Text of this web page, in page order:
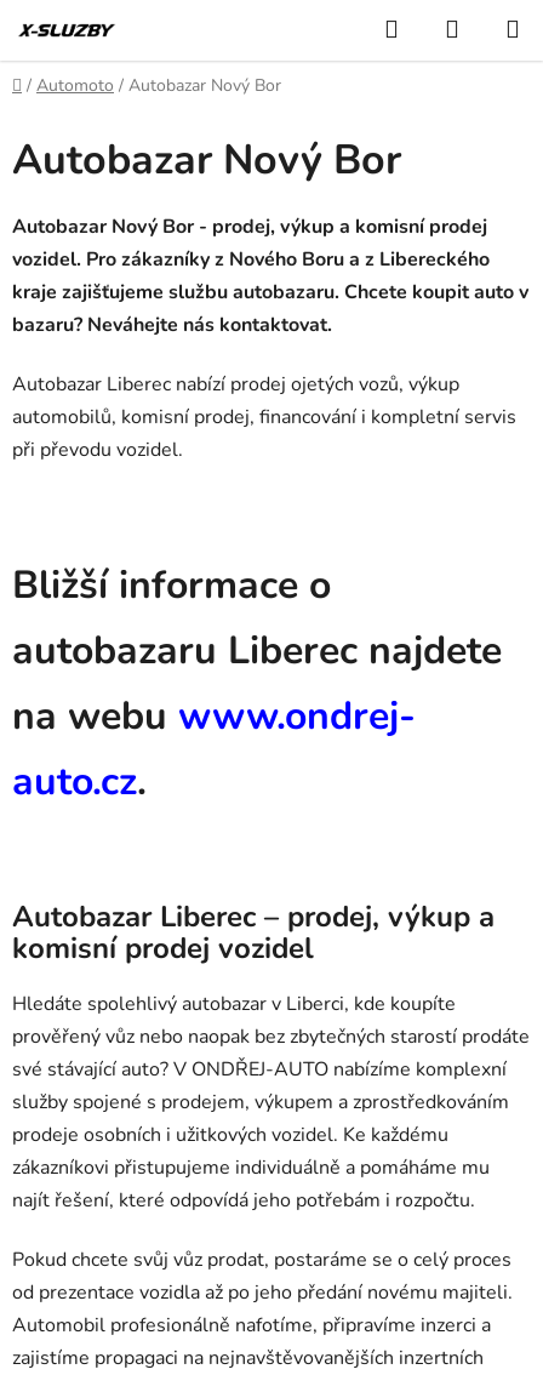
na
obsah
Hledat
KOŠÍK
Domů
/ Automoto / Autobazar Nový Bor
Autobazar Nový Bor
Autobazar Nový Bor - prodej, výkup a komisní prodej
vozidel. Pro zákazníky z Nového Boru a z Libereckého
kraje zajišťujeme službu autobazaru. Chcete koupit auto v
bazaru? Neváhejte nás kontaktovat.
Autobazar Liberec nabízí prodej ojetých vozů, výkup
automobilů, komisní prodej, financování i kompletní servis
při převodu vozidel.
Bližší informace o
autobazaru Liberec najdete
na webu www.ondrej-
auto.cz.
Autobazar Liberec – prodej, výkup a
komisní prodej vozidel
Hledáte spolehlivý autobazar v Liberci, kde koupíte
prověřený vůz nebo naopak bez zbytečných starostí prodáte
své stávající auto? V ONDŘEJ-AUTO nabízíme komplexní
služby spojené s prodejem, výkupem a zprostředkováním
prodeje osobních i užitkových vozidel. Ke každému
zákazníkovi přistupujeme individuálně a pomáháme mu
najít řešení, které odpovídá jeho potřebám i rozpočtu.
Pokud chcete svůj vůz prodat, postaráme se o celý proces
od prezentace vozidla až po jeho předání novému majiteli.
Automobil profesionálně nafotíme, připravíme inzerci a
zajistíme propagaci na nejnavštěvovanějších inzertních